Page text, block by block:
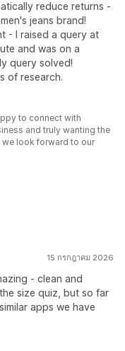
reduce returns -
jeans brand!
- I raised a query at
and was on a
query solved!
of research.
to connect with
and truly wanting the
we look forward to our
15 กรกฎาคม 2026
- clean and
size quiz, but so far
apps we have